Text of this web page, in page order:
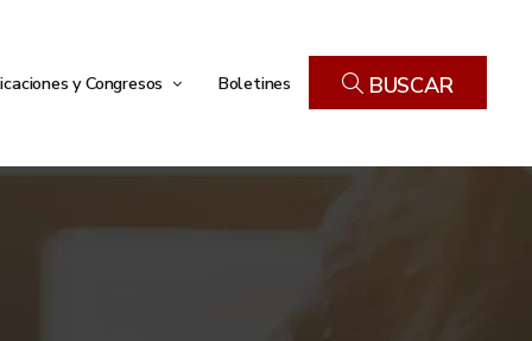
y Congresos Boletines BUSCAR